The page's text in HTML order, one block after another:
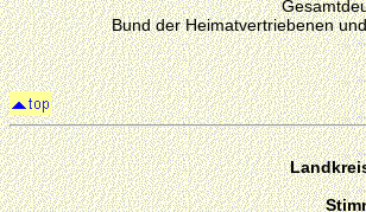
Bund der Heimatvertriebenen